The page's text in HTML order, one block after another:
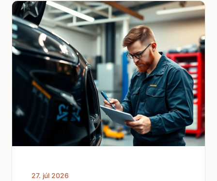
27. júl 2026